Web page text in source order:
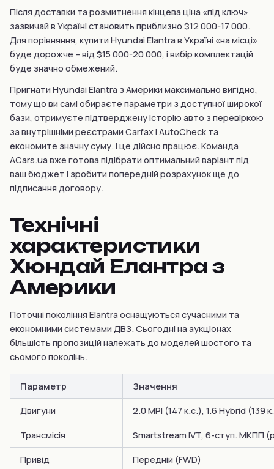
Після доставки та розмитнення кінцева ціна «під ключ»
зазвичай в Україні становить приблизно $12 000-17 000.
Для порівняння, купити Hyundai Elantra в Україні «на місці»
буде дорожче – від $15 000-20 000, і вибір комплектацій
буде значно обмежений.
Пригнати Hyundai Elantra з Америки максимально вигідно,
тому що ви самі обираєте параметри з доступної широкої
бази, отримуєте підтверджену історію авто з перевіркою
за внутрішніми реєстрами Carfax і AutoCheck та
економите значну суму. І це дійсно працює. Команда
ACars.ua вже готова підібрати оптимальний варіант під
ваш бюджет і зробити попередній розрахунок ще до
підписання договору.
Технічні
характеристики
Хюндай Елантра з
Америки
Поточні покоління Elantra оснащуються сучасними та
економними системами ДВЗ. Сьогодні на аукціонах
більшість пропозицій належать до моделей шостого та
сьомого поколінь.
Параметр Значення
Двигуни 2.0 MPI (147 к.с.), 1.6 Hybrid (139
Трансмісія Smartstream IVT, 6-ступ. МКПП
Привід Передній (FWD)